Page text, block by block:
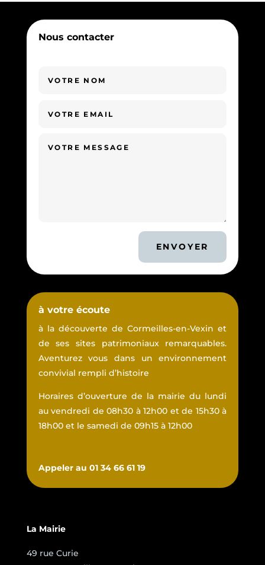
Nous contacter
ENVOYER
à votre écoute
à la découverte de Cormeilles-en-Vexin et
de ses sites patrimoniaux remarquables.
Aventurez vous dans un environnement
convivial rempli d’histoire
Horaires d’ouverture de la mairie du lundi
au vendredi de 08h30 à 12h00 et de 15h30 à
18h00 et le samedi de 09h15 à 12h00
Appeler au 01 34 66 61 19
La Mairie
49 rue Curie